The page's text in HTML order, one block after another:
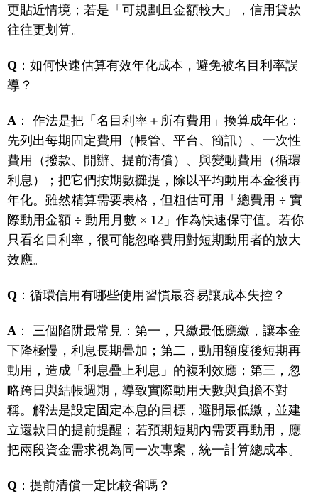
更貼近情境；若是「可規劃且金額較大」，信用貸款
往往更划算。
Q ：如何快速估算有效年化成本，避免被名目利率誤
導？
A ： 作法是把「名目利率＋所有費用」換算成年化：
先列出每期固定費用（帳管、平台、簡訊）、一次性
費用（撥款、開辦、提前清償）、與變動費用（循環
利息）；把它們按期數攤提，除以平均動用本金後再
年化。雖然精算需要表格，但粗估可用「總費用 ÷ 實
際動用金額 ÷ 動用月數 × 12」作為快速保守值。若你
只看名目利率，很可能忽略費用對短期動用者的放大
效應。
Q ：循環信用有哪些使用習慣最容易讓成本失控？
A ： 三個陷阱最常見：第一，只繳最低應繳，讓本金
下降極慢，利息長期疊加；第二，動用額度後短期再
動用，造成「利息疊上利息」的複利效應；第三，忽
略跨日與結帳週期，導致實際動用天數與負擔不對
稱。解法是設定固定本息的目標，避開最低繳，並建
立還款日的提前提醒；若預期短期內需要再動用，應
把兩段資金需求視為同一次專案，統一計算總成本。
Q ：提前清償一定比較省嗎？